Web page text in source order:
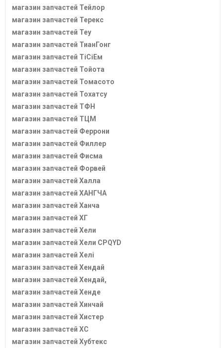
магазин запчастей Тейлор
магазин запчастей Терекс
магазин запчастей Теу
магазин запчастей ТианГонг
магазин запчастей ТіСіЕм
магазин запчастей Тойота
магазин запчастей Томасото
магазин запчастей Тохатсу
магазин запчастей ТФН
магазин запчастей ТЦМ
магазин запчастей Феррони
магазин запчастей Филлер
магазин запчастей Фисма
магазин запчастей Форвей
магазин запчастей Халла
магазин запчастей ХАНГЧА
магазин запчастей Ханча
магазин запчастей ХГ
магазин запчастей Хели
магазин запчастей Хели CPQYD
магазин запчастей Хелі
магазин запчастей Хендай
магазин запчастей Хендай,
магазин запчастей Хенде
магазин запчастей Хинчай
магазин запчастей Хистер
магазин запчастей ХС
магазин запчастей Хубтекс